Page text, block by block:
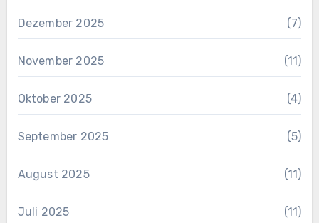
Dezember 2025 (7)
November 2025 (11)
Oktober 2025 (4)
September 2025 (5)
August 2025 (11)
Juli 2025 (11)